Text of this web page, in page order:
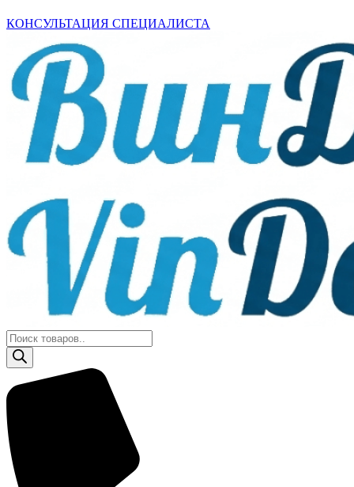
КОНСУЛЬТАЦИЯ СПЕЦИАЛИСТА
Поиск
товаров